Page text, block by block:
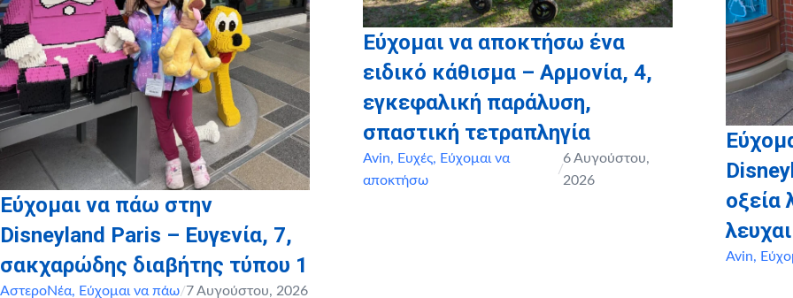
Εύχομαι να πάω στην
Disneyland Paris – Ευγενία, 7,
σακχαρώδης διαβήτης τύπου 1
ΑστεροΝέα, Εύχομαι να πάω/7 Αυγούστου, 2026
Εύχομαι να αποκτήσω ένα
ειδικό κάθισμα – Αρμονία, 4,
εγκεφαλική παράλυση,
σπαστική τετραπληγία
Avin, Ευχές, Εύχομαι να
αποκτήσω
/
6 Αυγούστου,
2026
οξεία
Avin,